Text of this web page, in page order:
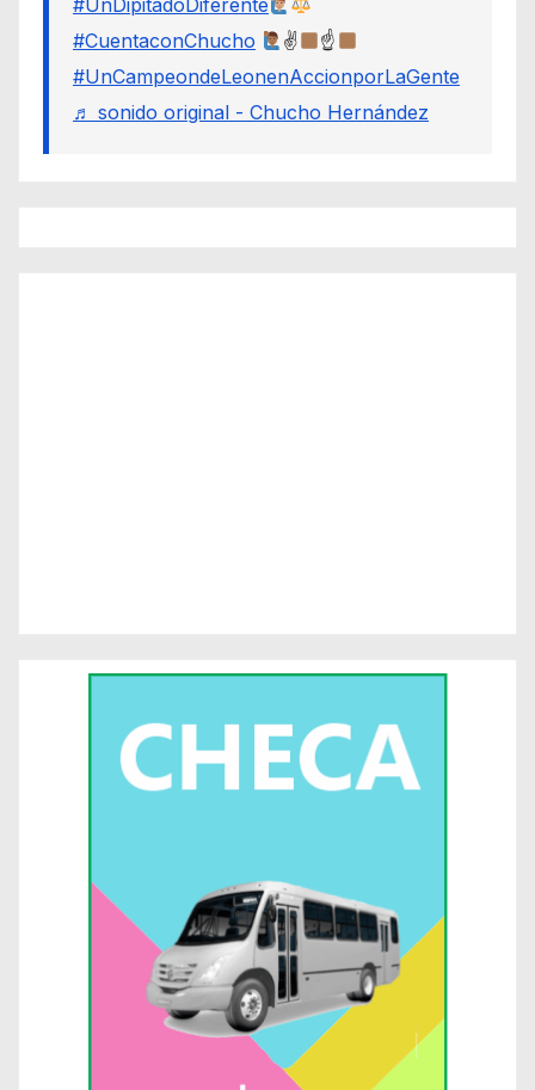
#UnDipitadoDiferente
#CuentaconChucho
✌
☝
#UnCampeondeLeonenAccionporLaGente
♬ sonido original - Chucho Hernández